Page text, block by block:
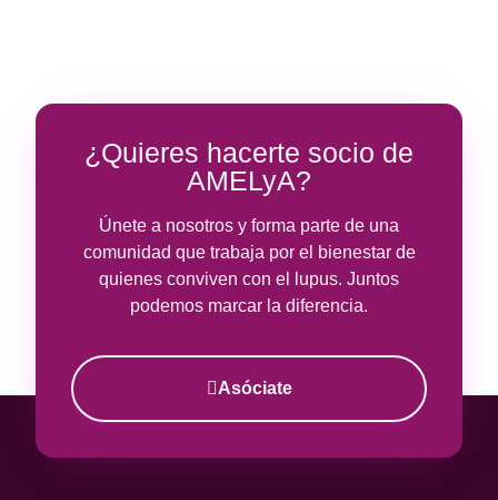
¿Quieres hacerte socio de
AMELyA?
Únete a nosotros y forma parte de una
comunidad que trabaja por el bienestar de
quienes conviven con el lupus. Juntos
podemos marcar la diferencia.
Asóciate